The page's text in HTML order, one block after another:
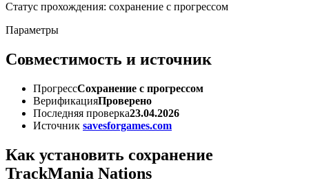
Статус прохождения: сохранение с прогрессом
Параметры
Совместимость и источник
ПрогрессСохранение с прогрессом
ВерификацияПроверено
Последняя проверка23.04.2026
Источник savesforgames.com
Как установить сохранение
TrackMania Nations